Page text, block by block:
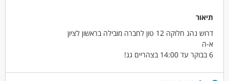
תיאור
דרוש נהג חלוקה 12 טון לחברה מובילה בראשון לציון
א-ה
6 בבוקר עד 14:00 בצהריים גג!
שכר 11250ש"ח ברוטו +מקבלים עוזר נהג +תנאים סוציאליים +קליטה